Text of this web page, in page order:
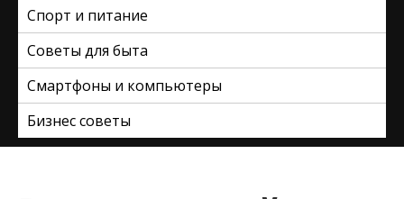
Спорт и питание
Советы для быта
Смартфоны и компьютеры
Бизнес советы